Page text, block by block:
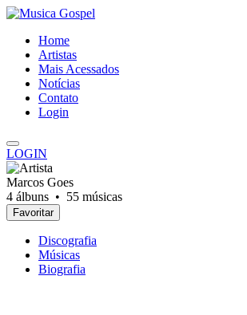
Home
Artistas
Mais Acessados
Notícias
Contato
Login
LOGIN
Marcos Goes
4 álbuns • 55 músicas
Favoritar
Discografia
Músicas
Biografia